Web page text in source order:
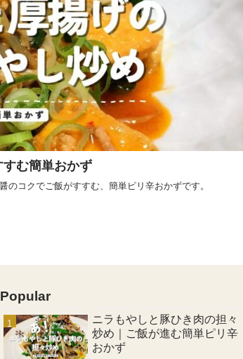
む簡単おかず
コクでご飯がすすむ、簡単ピリ辛おかずです。
Popular
ニラもやしと豚ひき肉の担々
炒め｜ご飯が進む簡単ピリ辛
おかず